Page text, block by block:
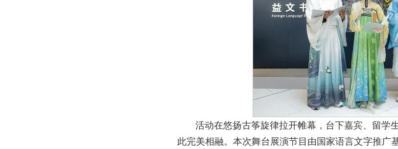
活动在悠扬古筝旋律拉开帷幕，台下嘉宾、留学
此完美相融。本次舞台展演节目由国家语言文字推